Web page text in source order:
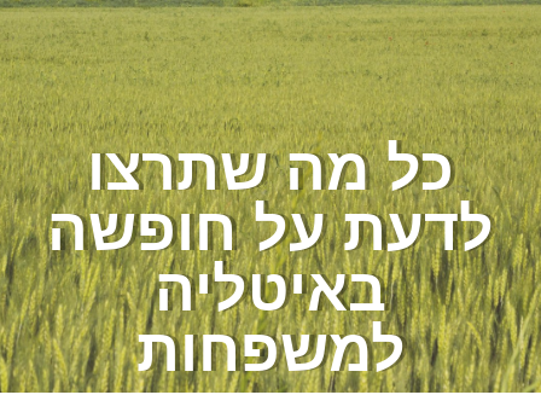
כל מה שתרצו
לדעת על חופשה
באיטליה
למשפחות